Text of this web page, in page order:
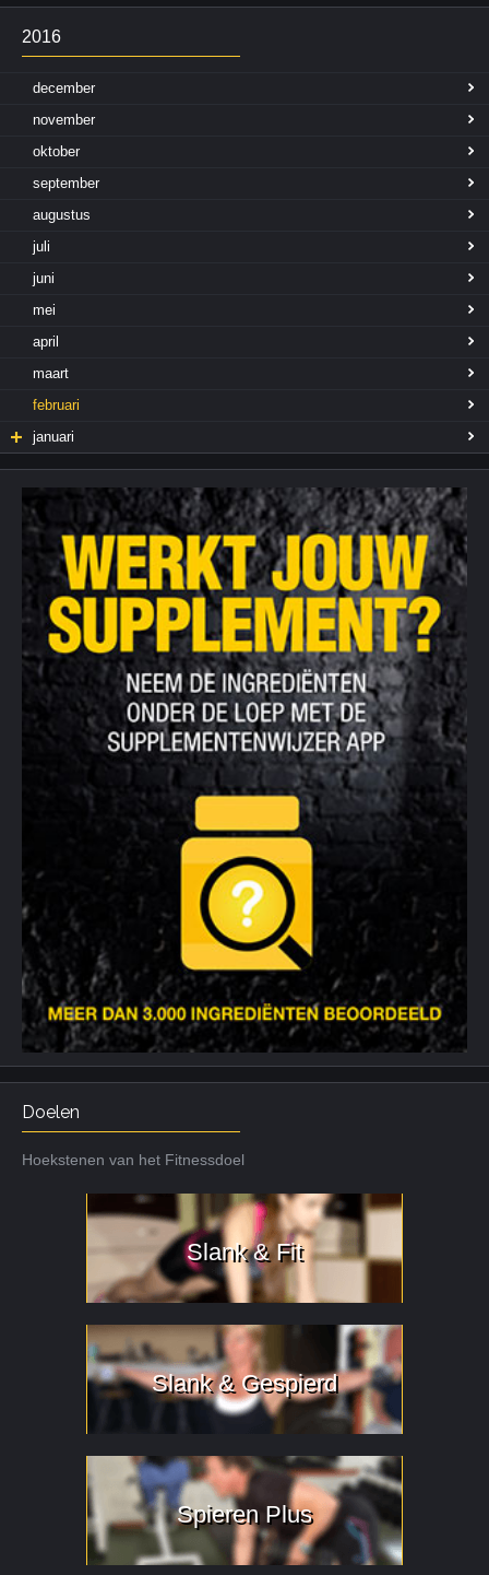
2016
december
november
oktober
september
augustus
juli
juni
mei
april
maart
februari
januari
Doelen
Hoekstenen van het Fitnessdoel
Slank & Fit
Slank & Gespierd
Spieren Plus